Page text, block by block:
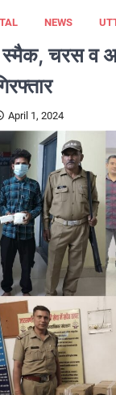
NEWS
स्मैक, चरस व
April 1, 2024